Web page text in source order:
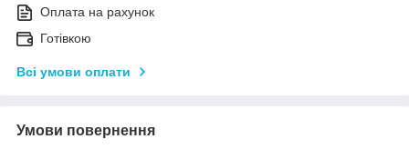
Оплата на рахунок
Готівкою
Всі умови оплати
Умови повернення